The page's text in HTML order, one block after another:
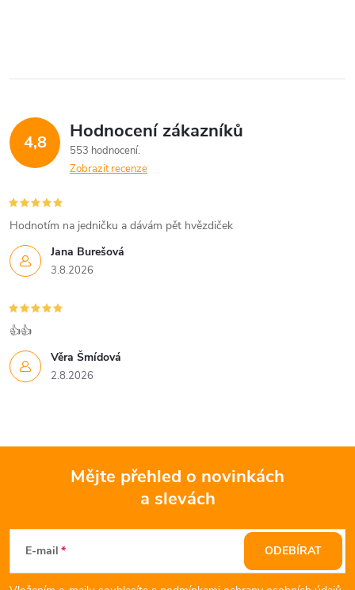
4,8 Hodnocení zákazníků
553 hodnocení
Zobrazit recenze
Jana Burešová
3.8.2026
Hodnotím na jedničku a dávám pět hvězdiček
Věra Šmídová
2.8.2026
👍👍
Mějte přehled o novinkách
a slevách
E-mail ODEBÍRAT